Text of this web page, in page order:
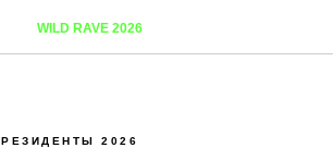
WILD RAVE 2026
РЕЗИДЕНТЫ 2026